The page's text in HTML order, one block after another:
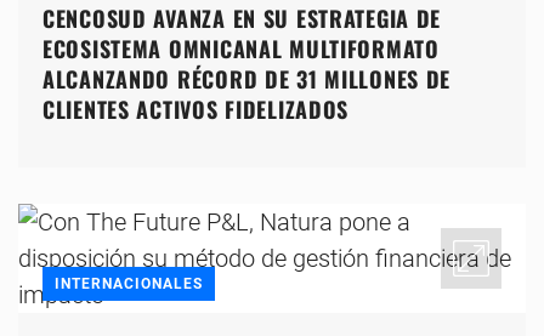
CENCOSUD AVANZA EN SU ESTRATEGIA DE
ECOSISTEMA OMNICANAL MULTIFORMATO
ALCANZANDO RÉCORD DE 31 MILLONES DE
CLIENTES ACTIVOS FIDELIZADOS
INTERNACIONALES